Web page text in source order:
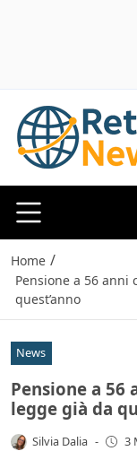
Home /
Pensione a 56
quest’anno
News
Pensione a
legge già da
Silvia Dalia - 3